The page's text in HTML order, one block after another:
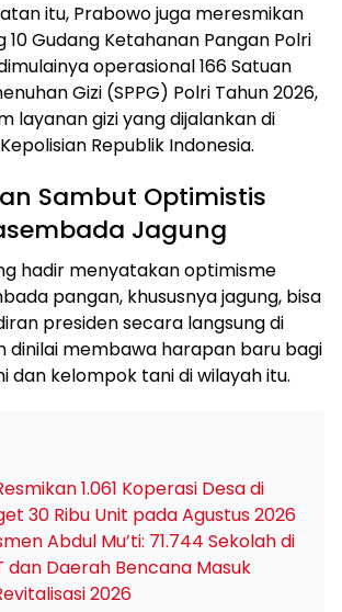
itu, Prabowo juga meresmikan
Gudang Ketahanan Pangan Polri
operasional 166 Satuan
Gizi (SPPG) Polri Tahun 2026,
layanan gizi yang dijalankan di
Republik Indonesia.
Sambut Optimistis
Jagung
hadir menyatakan optimisme
pangan, khususnya jagung, bisa
presiden secara langsung di
dinilai membawa harapan baru bagi
dan kelompok tani di wilayah itu.
1.061 Koperasi Desa di
30 Ribu Unit pada Agustus 2026
Abdul Mu’ti: 71.744 Sekolah di
dan Daerah Bencana Masuk
2026